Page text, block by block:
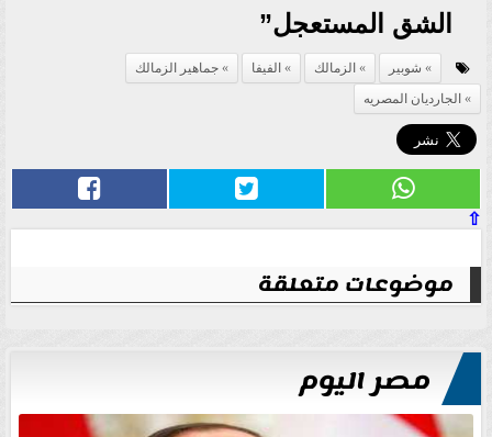
الشق المستعجل”
شوبير الزمالك الفيفا
جماهير الزمالك
الجارديان المصريه
⇧
موضوعات متعلقة
مصر اليوم